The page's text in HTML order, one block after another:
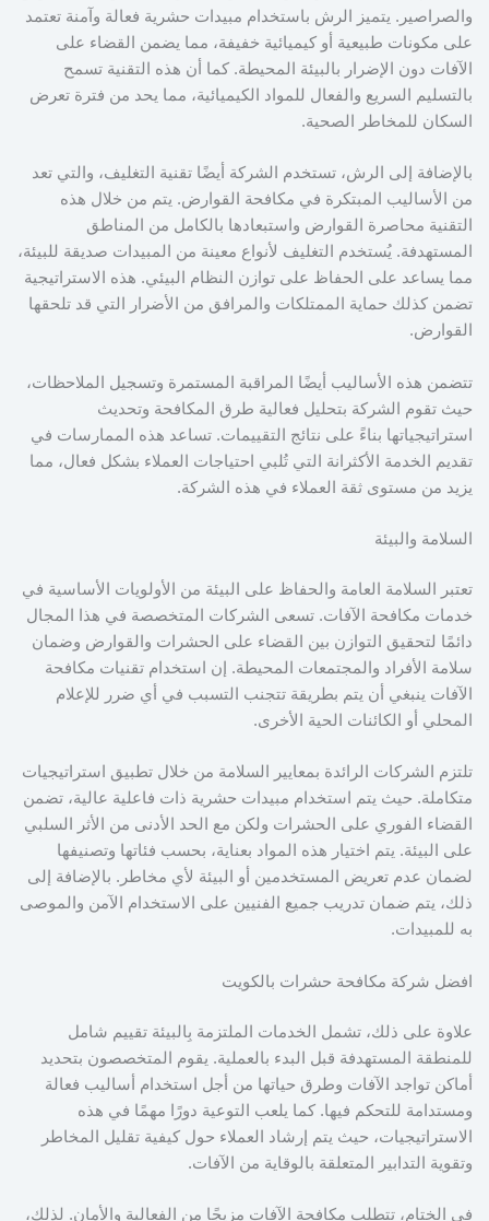
والصراصير. يتميز الرش باستخدام مبيدات حشرية فعالة وآمنة تعتمد
على مكونات طبيعية أو كيميائية خفيفة، مما يضمن القضاء على
الآفات دون الإضرار بالبيئة المحيطة. كما أن هذه التقنية تسمح
بالتسليم السريع والفعال للمواد الكيميائية، مما يحد من فترة تعرض
السكان للمخاطر الصحية.
بالإضافة إلى الرش، تستخدم الشركة أيضًا تقنية التغليف، والتي تعد
من الأساليب المبتكرة في مكافحة القوارض. يتم من خلال هذه
التقنية محاصرة القوارض واستبعادها بالكامل من المناطق
المستهدفة. يُستخدم التغليف لأنواع معينة من المبيدات صديقة للبيئة،
مما يساعد على الحفاظ على توازن النظام البيئي. هذه الاستراتيجية
تضمن كذلك حماية الممتلكات والمرافق من الأضرار التي قد تلحقها
القوارض.
تتضمن هذه الأساليب أيضًا المراقبة المستمرة وتسجيل الملاحظات،
حيث تقوم الشركة بتحليل فعالية طرق المكافحة وتحديث
استراتيجياتها بناءً على نتائج التقييمات. تساعد هذه الممارسات في
تقديم الخدمة الأكثرانة التي تُلبي احتياجات العملاء بشكل فعال، مما
يزيد من مستوى ثقة العملاء في هذه الشركة.
السلامة والبيئة
تعتبر السلامة العامة والحفاظ على البيئة من الأولويات الأساسية في
خدمات مكافحة الآفات. تسعى الشركات المتخصصة في هذا المجال
دائمًا لتحقيق التوازن بين القضاء على الحشرات والقوارض وضمان
سلامة الأفراد والمجتمعات المحيطة. إن استخدام تقنيات مكافحة
الآفات ينبغي أن يتم بطريقة تتجنب التسبب في أي ضرر للإعلام
المحلي أو الكائنات الحية الأخرى.
تلتزم الشركات الرائدة بمعايير السلامة من خلال تطبيق استراتيجيات
متكاملة. حيث يتم استخدام مبيدات حشرية ذات فاعلية عالية، تضمن
القضاء الفوري على الحشرات ولكن مع الحد الأدنى من الأثر السلبي
على البيئة. يتم اختيار هذه المواد بعناية، بحسب فئاتها وتصنيفها
لضمان عدم تعريض المستخدمين أو البيئة لأي مخاطر. بالإضافة إلى
ذلك، يتم ضمان تدريب جميع الفنيين على الاستخدام الآمن والموصى
به للمبيدات.
افضل شركة مكافحة حشرات بالكويت
علاوة على ذلك، تشمل الخدمات الملتزمة بِالبيئة تقييم شامل
للمنطقة المستهدفة قبل البدء بالعملية. يقوم المتخصصون بتحديد
أماكن تواجد الآفات وطرق حياتها من أجل استخدام أساليب فعالة
ومستدامة للتحكم فيها. كما يلعب التوعية دورًا مهمًا في هذه
الاستراتيجيات، حيث يتم إرشاد العملاء حول كيفية تقليل المخاطر
وتقوية التدابير المتعلقة بالوقاية من الآفات.
في الختام، تتطلب مكافحة الآفات مزيجًا من الفعالية والأمان. لذلك،